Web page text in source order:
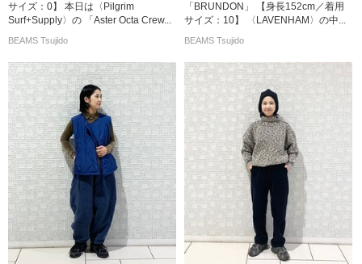
サイズ：0】 本日は〈Pilgrim
Surf+Supply〉の 「Aster Octa Crew...
BEAMS Tsujido
「BRUNDON」 【身長152cm／着用
サイズ：10】 〈LAVENHAM〉の中...
BEAMS Tsujido